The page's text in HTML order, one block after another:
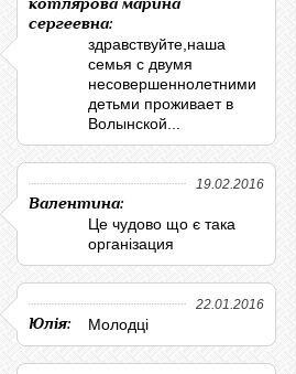
котлярова марина
сергеевна:
здравствуйте,наша
семья с двумя
несовершеннолетними
детьми проживает в
Волынской...
19.02.2016
Валентина:
Це чудово що є така
організация
22.01.2016
Юлія: Молодці